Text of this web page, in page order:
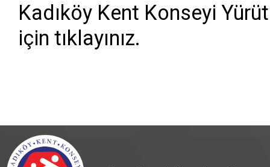
Kadıköy Kent Konseyi
için tıklayınız.